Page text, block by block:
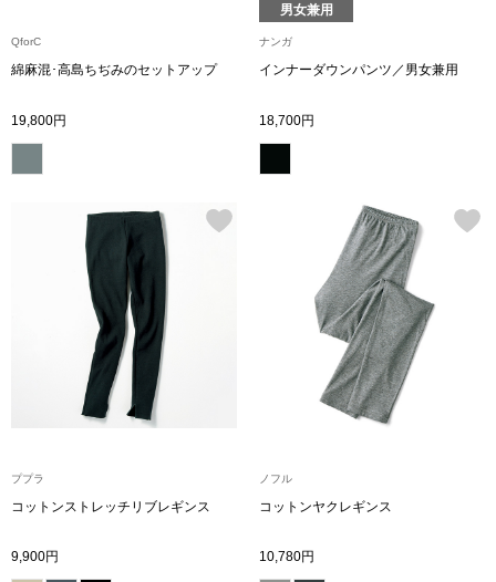
Miss Kyouko／ミスキョウコ
ランド
サンダル
その他
財布／小物
財布／コイン
QforC
綿麻混･高島ちぢみのセットアップ
19,800円
男女兼用
ナンガ
インナーダウンパンツ／男女兼用
18,700円
ププラ
コットンストレッチリブレギンス
9,900円
ノフル
コットンヤクレギンス
10,780円